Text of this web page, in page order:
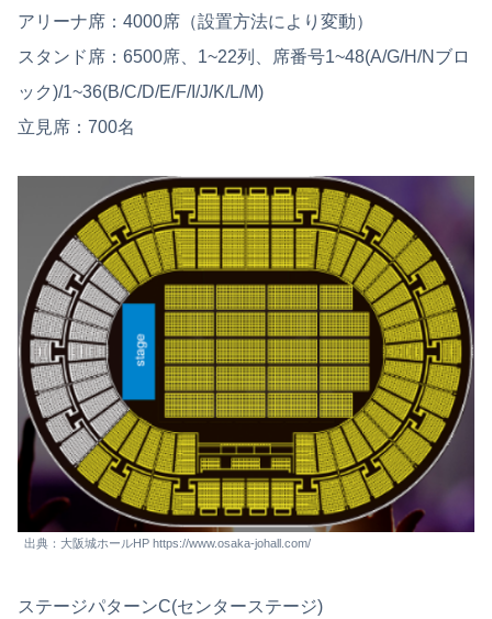
アリーナ席：4000席（設置方法により変動）
スタンド席：6500席、1~22列、席番号1~48(A/G/H/Nブロ
ック)/1~36(B/C/D/E/F/I/J/K/L/M)
立見席：700名
出典：大阪城ホールHP https://www.osaka-johall.com/
ステージパターンC(センターステージ)